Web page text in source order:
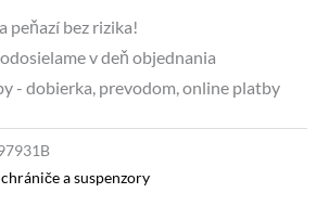
peňazí bez rizika!
v deň objednania
- dobierka, prevodom, online platby
chrániče a suspenzory